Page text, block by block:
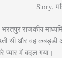
Story,
राजकीय
थी और वह कबड्डी
प्यार में बदल गया।